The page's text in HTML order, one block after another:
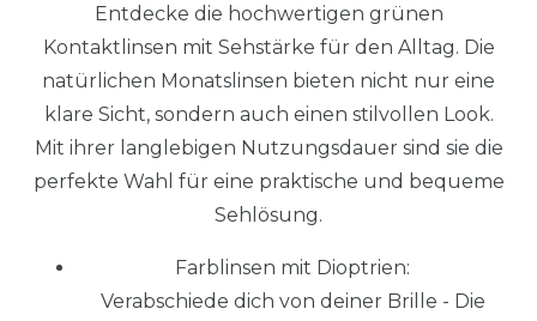
Entdecke die hochwertigen grünen
Kontaktlinsen mit Sehstärke für den Alltag. Die
natürlichen Monatslinsen bieten nicht nur eine
klare Sicht, sondern auch einen stilvollen Look.
Mit ihrer langlebigen Nutzungsdauer sind sie die
perfekte Wahl für eine praktische und bequeme
Sehlösung.
Farblinsen mit Dioptrien:
Verabschiede dich von deiner Brille - Die